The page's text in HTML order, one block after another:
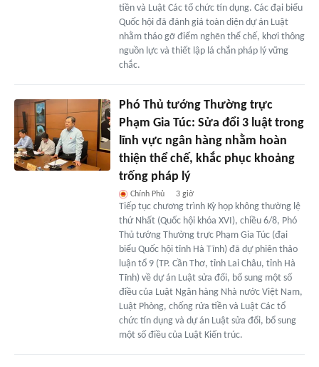
tiền và Luật Các tổ chức tín dụng. Các đại biểu
Quốc hội đã đánh giá toàn diện dự án Luật
nhằm tháo gỡ điểm nghẽn thể chế, khơi thông
nguồn lực và thiết lập lá chắn pháp lý vững
chắc.
Phó Thủ tướng Thường trực
Phạm Gia Túc: Sửa đổi 3 luật trong
lĩnh vực ngân hàng nhằm hoàn
thiện thể chế, khắc phục khoảng
trống pháp lý
Chính Phủ 3 giờ
Tiếp tục chương trình Kỳ họp không thường lệ
thứ Nhất (Quốc hội khóa XVI), chiều 6/8, Phó
Thủ tướng Thường trực Phạm Gia Túc (đại
biểu Quốc hội tỉnh Hà Tĩnh) đã dự phiên thảo
luận tổ 9 (TP. Cần Thơ, tỉnh Lai Châu, tỉnh Hà
Tĩnh) về dự án Luật sửa đổi, bổ sung một số
điều của Luật Ngân hàng Nhà nước Việt Nam,
Luật Phòng, chống rửa tiền và Luật Các tổ
chức tín dụng và dự án Luật sửa đổi, bổ sung
một số điều của Luật Kiến trúc.